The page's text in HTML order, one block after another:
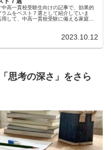
高一貫校受験生向けの記事で、効果的
ムをベスト７選として紹介していま
して、中高一貫校受験に備える家庭に
2023.10.12
思考の深さ」をさら